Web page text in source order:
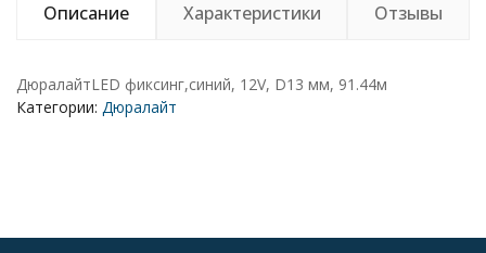
Описание
Характеристики Отзывы
ДюралайтLED фиксинг,синий, 12V, D13 мм, 91.44м
Категории: Дюралайт